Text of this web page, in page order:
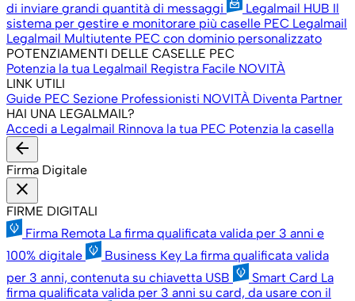
di inviare grandi quantità di messaggi
Legalmail HUB Il
sistema per gestire e monitorare più caselle PEC Legalmail
Legalmail Multiutente PEC con dominio personalizzato
POTENZIAMENTI DELLE CASELLE PEC
Potenzia la tua Legalmail Registra Facile NOVITÀ
LINK UTILI
Guide PEC Sezione Professionisti NOVITÀ Diventa Partner
HAI UNA LEGALMAIL?
Accedi a Legalmail Rinnova la tua PEC Potenzia la casella
arrow_back
Firma Digitale
close
FIRME DIGITALI
Firma Remota La firma qualificata valida per 3 anni e
100% digitale
Business Key La firma qualificata valida
per 3 anni, contenuta su chiavetta USB
Smart Card La
firma qualificata valida per 3 anni su card, da usare con il